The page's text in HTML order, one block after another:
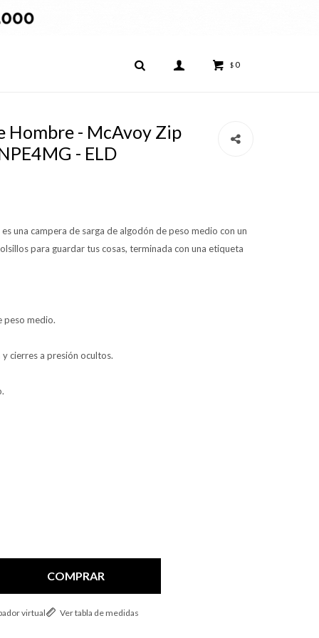
$ 0
Hombre - McAvoy Zip
- ELD
una campera de sarga de algodón de peso medio con un
para guardar tus cosas, terminada con una etiqueta
peso medio.
cierres a presión ocultos.
COMPRAR
virtual Ver tabla de medidas